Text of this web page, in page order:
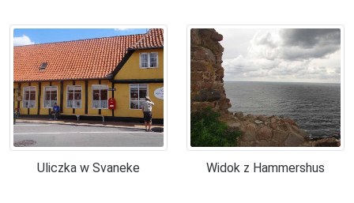
Uliczka w Svaneke Widok z Hammershus